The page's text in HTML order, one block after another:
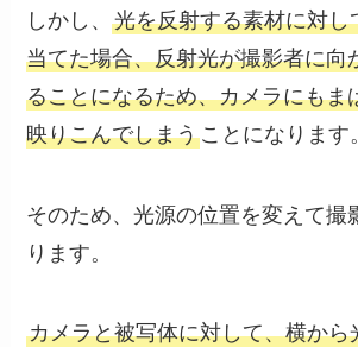
しかし、光を反射する素材に対し
当てた場合、反射光が撮影者に向
ることになるため、カメラにもま
映りこんでしまうことになります
そのため、光源の位置を変えて撮
ります。
カメラと被写体に対して、横から